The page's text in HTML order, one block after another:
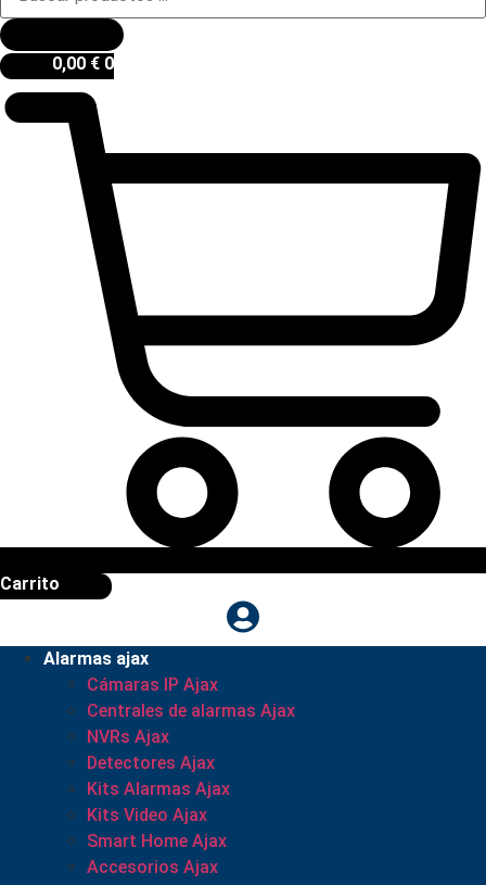
productos
0,00 € 0
Carrito
Alarmas ajax
Cámaras IP Ajax
Centrales de alarmas Ajax
NVRs Ajax
Detectores Ajax
Kits Alarmas Ajax
Kits Video Ajax
Smart Home Ajax
Accesorios Ajax